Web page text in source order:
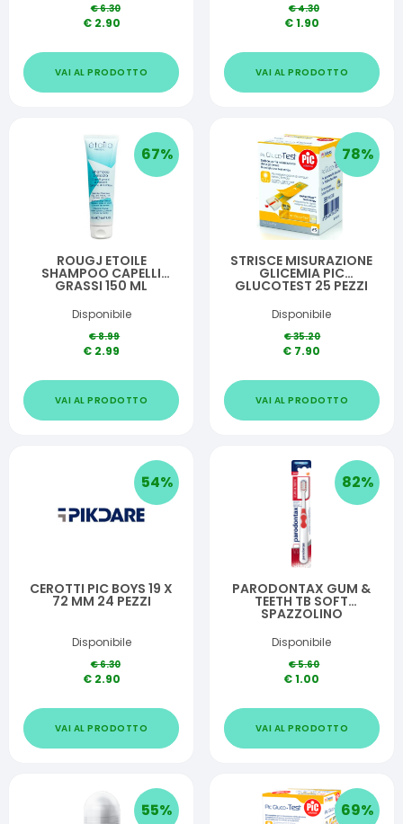
€6.30
€ 2.90
VAI AL PRODOTTO
€4.30
€1.90
VAI AL PRODOTTO
67%
ROUGJ ETOILE
SHAMPOO CAPELLI
GRASSI 150 ML
Disponibile
€8.99
€ 2.99
VAI AL PRODOTTO
78%
STRISCE MISURAZIONE
GLICEMIA PIC
GLUCOTEST 25 PEZZI
Disponibile
€35.20
€ 7.90
VAI AL PRODOTTO
54%
CEROTTI PIC BOYS 19 X
72 MM 24 PEZZI
Disponibile
€6.30
€ 2.90
VAI AL PRODOTTO
82%
PARODONTAX GUM &
TEETH TB SOFT
SPAZZOLINO
Disponibile
€5.60
€1.00
VAI AL PRODOTTO
55% 69%